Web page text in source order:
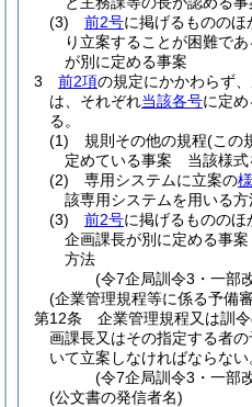
(3)
前2号に掲げるもののほ
り立案することが困難で
が別に定める事案
3
前2項の規定にかかわらず
は、それぞれ当該各号に定
る。
(1)
規則その他の規程(この
定めている事案 当該様式
(2)
専用システムに立案の
該専用システムを用いる方
(3)
前2号に掲げるものの
企画課長が別に定める事
方法
(令7企局訓令3・一部
(企業管理規程等に係る予備
第12条
企業管理規程又は訓
画課長又はその指定する者
いて立案しなければならない
(令7企局訓令3・一部
(公文書の発信者名)